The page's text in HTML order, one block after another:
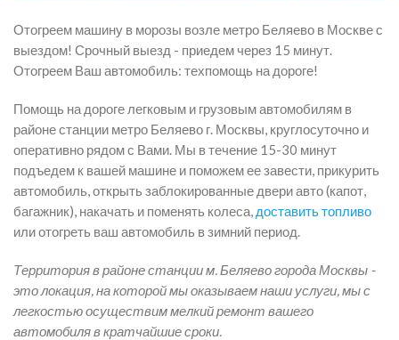
Отогреем машину в морозы возле метро Беляево в Москве с
выездом! Срочный выезд - приедем через 15 минут.
Отогреем Ваш автомобиль: техпомощь на дороге!
Помощь на дороге легковым и грузовым автомобилям в
районе станции метро Беляево г. Москвы, круглосуточно и
оперативно рядом с Вами. Мы в течение 15-30 минут
подъедем к вашей машине и поможем ее завести, прикурить
автомобиль, открыть заблокированные двери авто (капот,
багажник), накачать и поменять колеса, доставить топливо
или отогреть ваш автомобиль в зимний период.
Территория в районе станции м. Беляево города Москвы -
это локация, на которой мы оказываем наши услуги, мы с
легкостью осуществим мелкий ремонт вашего
автомобиля в кратчайшие сроки.